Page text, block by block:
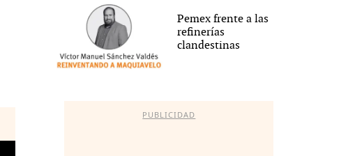
Pemex frente a las
refinerías
clandestinas
PUBLICIDAD